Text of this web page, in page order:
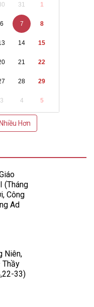
31 1
6 7 8
14 15
21 22
28 29
3 4 5
Hơn
(Tháng
Công
Ad
Niên,
Thầy
33)